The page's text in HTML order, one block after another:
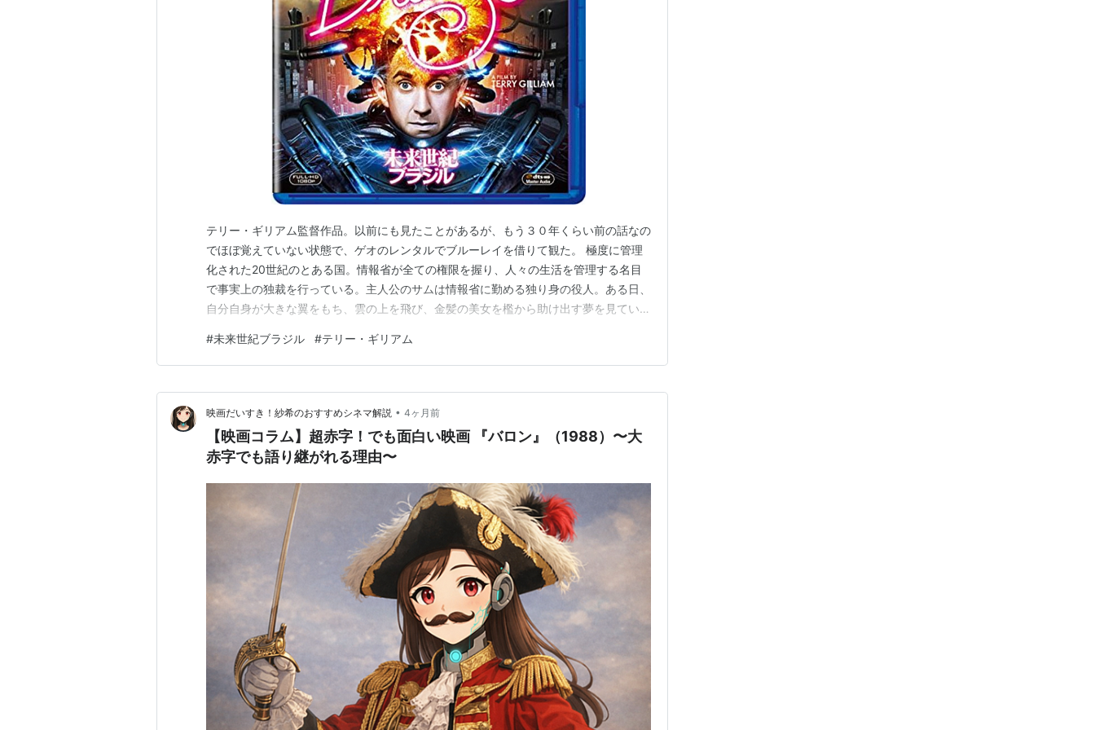
テリー・ギリアム監督作品。以前にも見たことがあるが、もう３０年くらい前の話なの
でほぼ覚えていない状態で、ゲオのレンタルでブルーレイを借りて観た。 極度に管理
化された20世紀のとある国。情報省が全ての権限を握り、人々の生活を管理する名目
で事実上の独裁を行っている。主人公のサムは情報省に勤める独り身の役人。ある日、
自分自身が大きな翼をもち、雲の上を飛び、金髪の美女を檻から助け出す夢を見ていた
から、「「タトル」という人の名前を「バトル」と間違い、無実のバトル氏を逮捕させ
てしまった」と相談を受け、お金でうやむやにしようとバト…
#未来世紀ブラジル #テリー・ギリアム
映画だいすき！紗希のおすすめシネマ解説 • 4ヶ月前
【映画コラム】超赤字！でも面白い映画 『バロン』（1988）〜大
赤字でも語り継がれる理由〜